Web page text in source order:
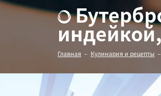
Главная Кулинария и рецепты